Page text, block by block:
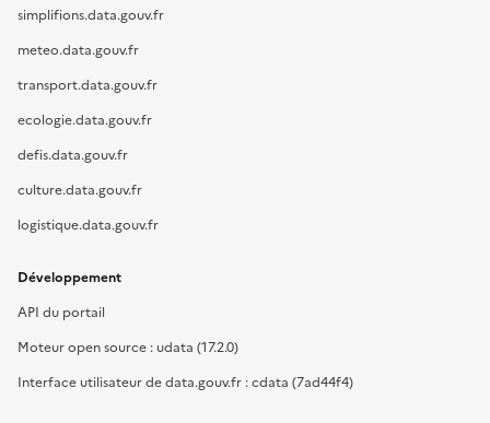
simplifions.data.gouv.fr
meteo.data.gouv.fr
transport.data.gouv.fr
ecologie.data.gouv.fr
defis.data.gouv.fr
culture.data.gouv.fr
logistique.data.gouv.fr
Développement
API du portail
Moteur open source : udata (17.2.0)
Interface utilisateur de data.gouv.fr : cdata (7ad44f4)